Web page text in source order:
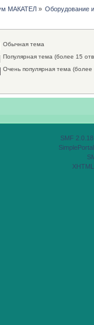
МАКАТЕЛ» Оборудование
Обычная тема
Популярная тема (более 15
Очень популярная тема (более
SMF 2.0.18
XHTML